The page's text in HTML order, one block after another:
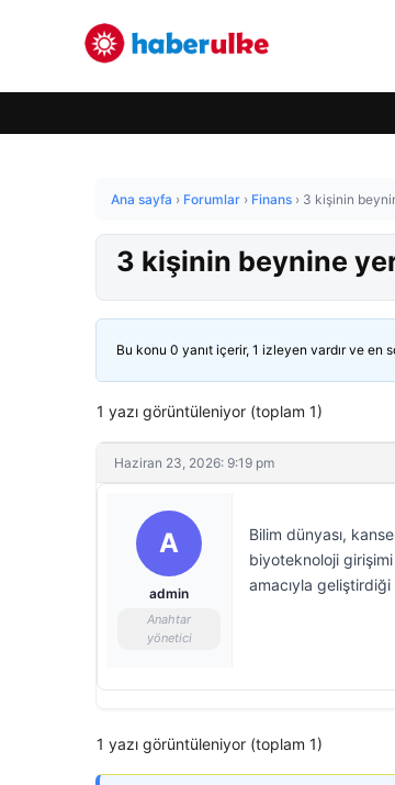
Ana sayfa › Forumlar › Finans › 3 kişinin
3 kişinin beynine
Bu konu 0 yanıt içerir, 1 izleyen vardır ve en
1 yazı görüntüleniyor (toplam 1)
Haziran 23, 2026: 9:19 pm
A
admin
Anahtar
yönetici
Bilim dünyası,
biyoteknoloji
amacıyla
1 yazı görüntüleniyor (toplam 1)